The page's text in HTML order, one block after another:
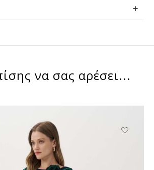
να σας αρέσει...